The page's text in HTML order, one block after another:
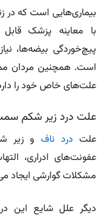
بیماری‌هایی است که در
با معاینه پزشک
پیچ‌خوردگی بیضه‌ها،
است. همچنین مردان
علت‌های خاص خود را دارد
علت درد زیر شکم
علت درد ناف و زیر
عفونت‌های ادراری،
مشکلات گوارشی ایجاد
دیگر علل شایع این